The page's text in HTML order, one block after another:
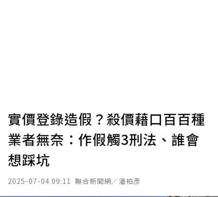
實價登錄造假？殺價藉口百百種
業者無奈：作假觸3刑法、誰會
想踩坑
2025-07-04 09:11 聯合新聞網／潘柏彥